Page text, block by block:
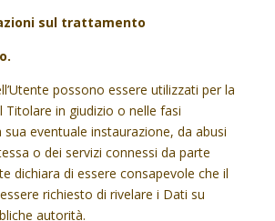
sul trattamento
possono essere utilizzati per la
Titolare in giudizio o nelle fasi
eventuale instaurazione, da abusi
o dei servizi connessi da parte
dichiara di essere consapevole che il
richiesto di rivelare i Dati su
autorità.